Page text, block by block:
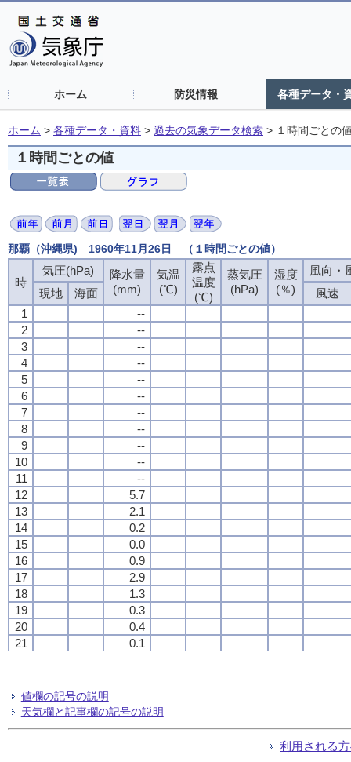
ホーム 防災情報 各種データ・
ホーム > 各種データ・資料 > 過去の気象データ検索 > １時間ごとの
１時間ごとの値
那覇（沖縄県) 1960年11月26日 （１時間ごとの値）
時
気圧(hPa)
降水量
(mm)
気温
(℃)
露点
温度
(℃)
蒸気圧
(hPa)
湿度
(％)
風向・
現地
海面
風速
1
--
2
--
3
--
4
--
5
--
6
--
7
--
8
--
9
--
10
--
11
--
12
5.7
13
2.1
14
0.2
15
0.0
16
0.9
17
2.9
18
1.3
19
0.3
20
0.4
21
0.1
24
時
気圧(hPa)
降水量
(mm)
気温
(℃)
露点
温度
(℃)
蒸気圧
(hPa)
湿度
(％)
風向・
現地
海面
風速
1
--
2
--
3
--
4
--
5
--
6
--
7
--
8
--
9
--
10
--
11
--
12
5.7
13
2.1
14
0.2
15
0.0
16
0.9
17
2.9
18
1.3
19
0.3
20
0.4
21
0.1
24
時
気圧(hPa)
降水量
(mm)
気温
(℃)
露点
温度
(℃)
蒸気圧
(hPa)
湿度
(％)
風向・
現地
海面
風速
1
--
2
--
3
--
4
--
5
--
6
--
7
--
8
--
9
--
10
--
11
--
12
5.7
13
2.1
14
0.2
15
0.0
16
0.9
17
2.9
18
1.3
19
0.3
20
0.4
21
0.1
24
時
気圧(hPa)
降水量
(mm)
気温
(℃)
露点
温度
(℃)
蒸気圧
(hPa)
湿度
(％)
風向・
現地
海面
風速
1
--
2
--
3
--
4
--
5
--
6
--
7
--
8
--
9
--
10
--
11
--
12
5.7
13
2.1
14
0.2
15
0.0
16
0.9
17
2.9
18
1.3
19
0.3
20
0.4
21
0.1
24
値欄の記号の説明
天気欄と記事欄の記号の説明
利用される